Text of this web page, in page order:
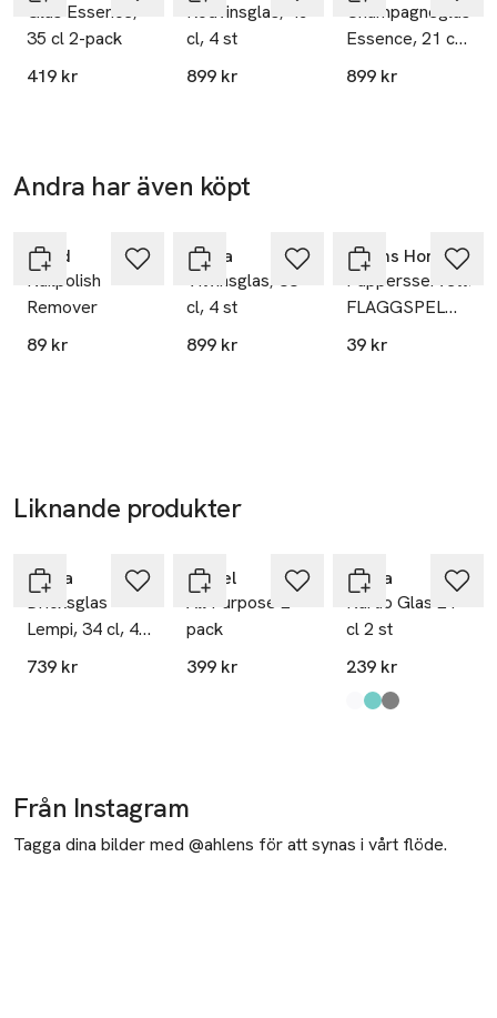
Glas Essence,
35 cl 2-pack
419 kr
Rödvinsglas, 45
cl, 4 st
899 kr
Champagneglas
Essence, 21 cl,
4 st
899 kr
Andra har även köpt
Trind
Nailpolish
Remover
89 kr
Iittala
Vitvinsglas, 33
cl, 4 st
899 kr
Åhléns Home
Pappersservetter
FLAGGSPEL
33x33 cm
39 kr
Liknande produkter
Iittala
Dricksglas
Lempi, 34 cl, 4
st
739 kr
Riedel
All Purpose 2-
pack
399 kr
Iittala
Kartio Glas 21
cl 2 st
239 kr
Produkten finns i
Klar,
Aqua,
Grå,
Från Instagram
Tagga dina bilder med @ahlens för att synas i vårt flöde.